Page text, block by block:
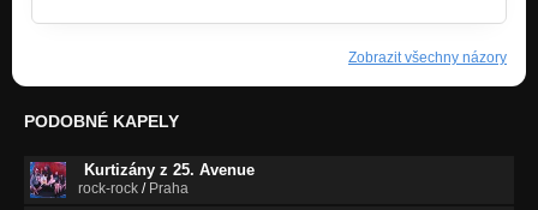
Zobrazit všechny názory
PODOBNÉ KAPELY
Kurtizány z 25. Avenue
rock-rock / Praha